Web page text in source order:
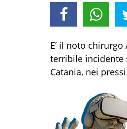
E’ il noto
terribile incidente
Catania, nei